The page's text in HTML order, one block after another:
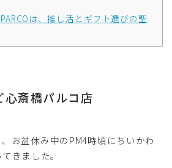
は、推し活とギフト選びの聖
心斎橋パルコ店
お盆休み中のPM4時頃にちいかわ
きました。